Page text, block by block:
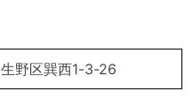
生野区巽西1-3-26